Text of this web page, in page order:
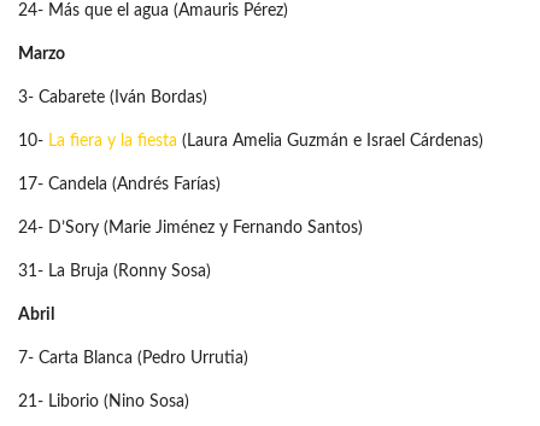
24- Más que el agua (Amauris Pérez)
Marzo
3- Cabarete (Iván Bordas)
10- La fiera y la fiesta (Laura Amelia Guzmán e Israel Cárdenas)
17- Candela (Andrés Farías)
24- D’Sory (Marie Jiménez y Fernando Santos)
31- La Bruja (Ronny Sosa)
Abril
7- Carta Blanca (Pedro Urrutia)
21- Liborio (Nino Sosa)